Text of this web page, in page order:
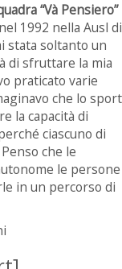
“Và Pensiero”
1992 nella Ausl di
stata soltanto un
di sfruttare la mia
praticato varie
che lo sport
la capacità di
ciascuno di
che le
le persone
in un percorso di